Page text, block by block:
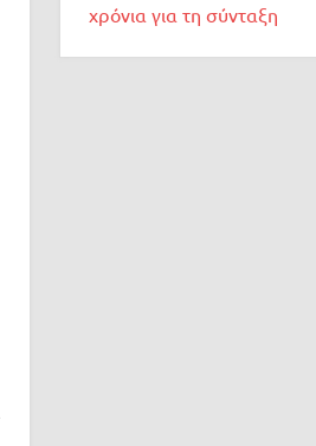
χρόνια για τη σύνταξη